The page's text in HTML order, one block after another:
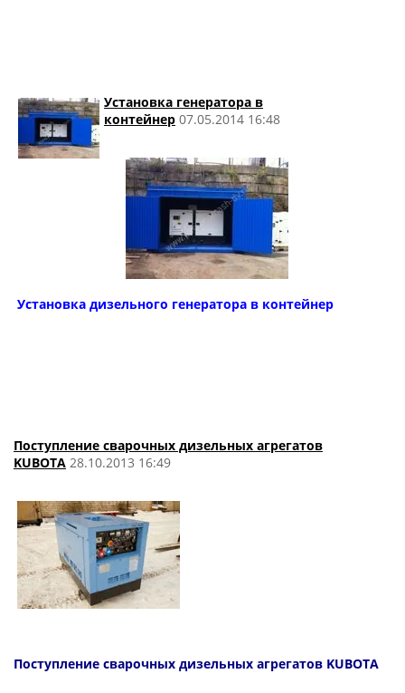
Установка генератора в
контейнер 07.05.2014 16:48
Установка дизельного генератора в контейнер
Поступление сварочных дизельных агрегатов
KUBOTA 28.10.2013 16:49
Поступление сварочных дизельных агрегатов KUBOTA